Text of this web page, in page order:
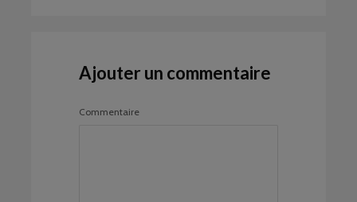
Ajouter un commentaire
Commentaire